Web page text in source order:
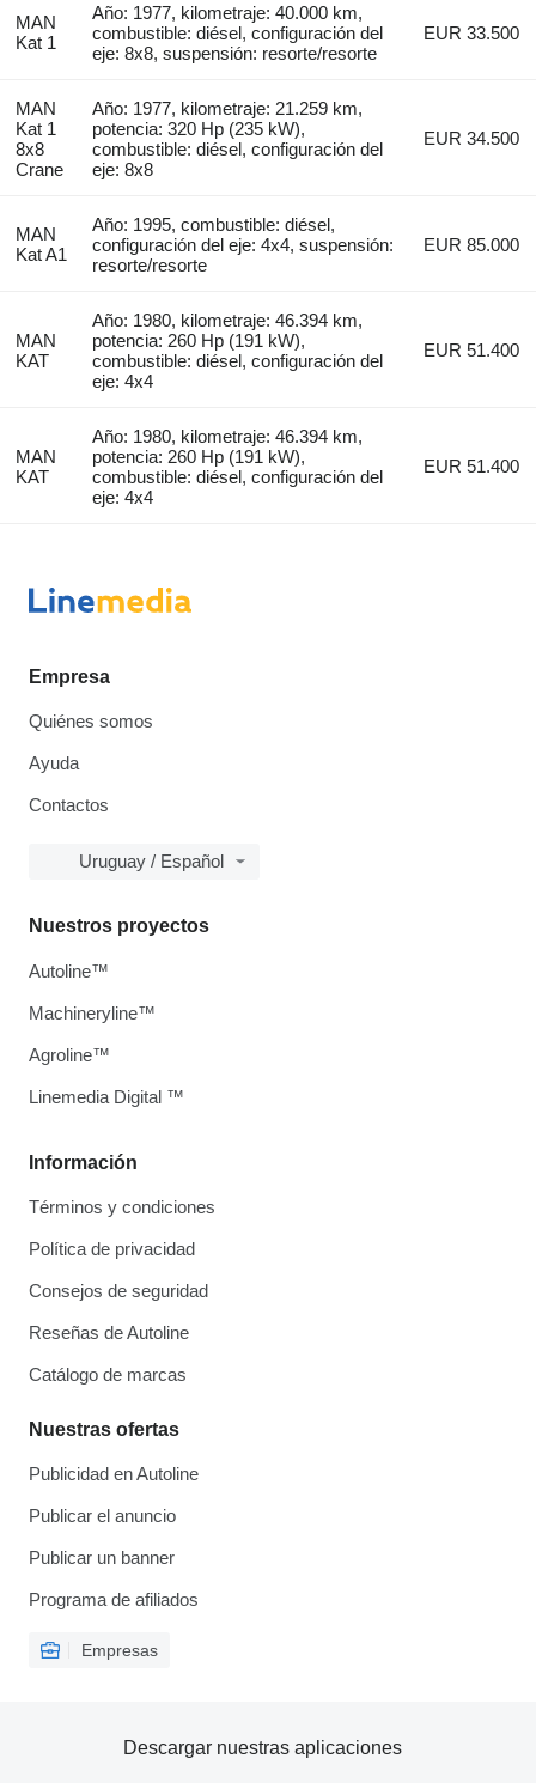
MAN
Kat 1
Año: 1977, kilometraje: 40.000 km,
combustible: diésel, configuración del
eje: 8x8, suspensión: resorte/resorte
EUR 33.500
MAN
Kat 1
8x8
Crane
Año: 1977, kilometraje: 21.259 km,
potencia: 320 Hp (235 kW),
combustible: diésel, configuración del
eje: 8x8
EUR 34.500
MAN
Kat A1
Año: 1995, combustible: diésel,
configuración del eje: 4x4, suspensión:
resorte/resorte
EUR 85.000
MAN
KAT
Año: 1980, kilometraje: 46.394 km,
potencia: 260 Hp (191 kW),
combustible: diésel, configuración del
eje: 4x4
EUR 51.400
MAN
KAT
Año: 1980, kilometraje: 46.394 km,
potencia: 260 Hp (191 kW),
combustible: diésel, configuración del
eje: 4x4
EUR 51.400
Empresa
Quiénes somos
Ayuda
Contactos
Uruguay / Español
Información
Términos y condiciones
Política de privacidad
Consejos de seguridad
Reseñas de Autoline
Catálogo de marcas
Nuestras ofertas
Publicidad en Autoline
Publicar el anuncio
Publicar un banner
Programa de afiliados
Empresas
Nuestros proyectos
Autoline™
Machineryline™
Agroline™
Linemedia Digital ™
Descargar nuestras aplicaciones